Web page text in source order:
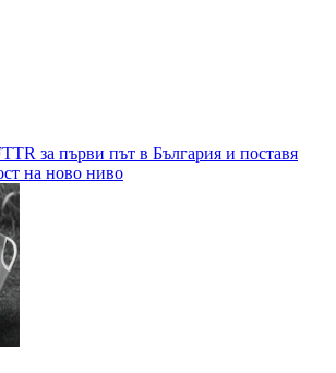
за първи път в България и поставя
на ново ниво